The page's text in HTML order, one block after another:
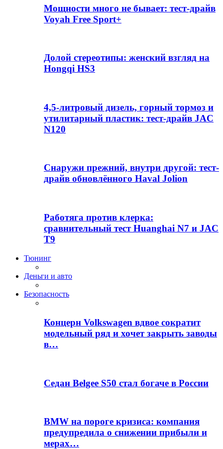
Мощности много не бывает: тест-драйв
Voyah Free Sport+
Долой стереотипы: женский взгляд на
Hongqi HS3
4,5-литровый дизель, горный тормоз и
утилитарный пластик: тест-драйв JAC
N120
Снаружи прежний, внутри другой: тест-
драйв обновлённого Haval Jolion
Работяга против клерка:
сравнительный тест Huanghai N7 и JAC
T9
Тюнинг
Деньги и авто
Безопасность
Концерн Volkswagen вдвое сократит
модельный ряд и хочет закрыть заводы
в…
Седан Belgee S50 стал богаче в России
BMW на пороге кризиса: компания
предупредила о снижении прибыли и
мерах…